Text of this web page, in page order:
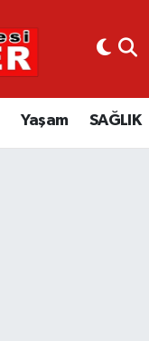
Yaşam SAĞLIK